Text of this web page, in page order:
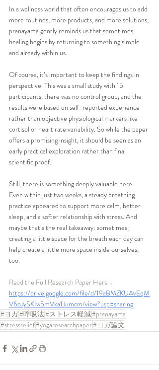
In a wellness world that often encourages us to add
more routines, more products, and more solutions,
pranayama gently reminds us that sometimes
healing begins by returning to something simple
and already within us.
Of course, it’s important to keep the findings in
perspective. This was a small study with 15
participants, there was no control group, and the
results were based on self-reported experience
rather than objective physiological markers like
cortisol or heart rate variability. So while the paper
offers a promising insight, it should be seen as an
early practical exploration rather than final
scientific proof.
Still, there is something deeply valuable here.
Even within just two weeks, a steady breathing
practice appeared to support more calm, better
sleep, and a softer relationship with stress. And
maybe that’s the real takeaway: sometimes,
creating a little space for the breath each day can
help create a little more space inside ourselves,
too.
Read the Full Research Paper Here ↓
https://drive.google.com/file/d/19aBMZKUAvEqM
V6oJySKIw5mVka1Jumcm/view?usp=sharing
#ヨガ#呼吸法#ストレス軽減#pranayama
#stressrelief#yogaresearchpaper#ヨガ論文